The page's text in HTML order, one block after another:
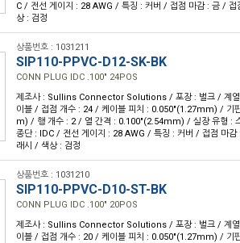
C / 전선 게이지 : 28 AWG / 특징 : 커버 / 접점 마감 : 금 / 접
상 : 검정
상품번호 : 1031211
SIP110-PPVC-D12-SK-BK
CONN PLUG IDC .100" 24POS
제조사 : Sullins Connector Solutions / 포장 : 벌크 / 계열
이블 / 접점 개수 : 24 / 케이블 피치 : 0.050"(1.27mm) / 기
m) / 행 개수 : 2 / 열 간격 : 0.100"(2.54mm) / 실장 유형 :
종단 : IDC / 전선 게이지 : 28 AWG / 특징 : 커버 / 접점 마감
래시 / 색상 : 검정
상품번호 : 1031210
SIP110-PPVC-D10-ST-BK
CONN PLUG IDC .100" 20POS
제조사 : Sullins Connector Solutions / 포장 : 벌크 / 계열
이블 / 접점 개수 : 20 / 케이블 피치 : 0.050"(1.27mm) / 기